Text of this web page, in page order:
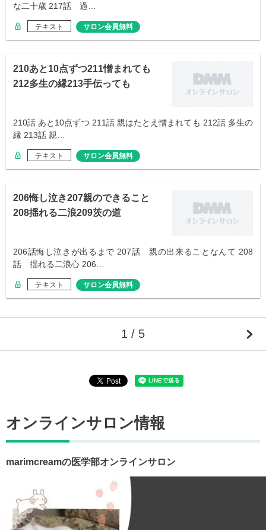
な二十歳 217話 過…
テキスト サロン会員無料
210あと10点ずつ211憎まれても
212多生の縁213手伝っても
210話 あと10点ずつ 211話 親はたとえ憎まれても 212話 多生の
縁 213話 親…
テキスト サロン会員無料
206悔し泣き207親のできること
208揺れる二浪209茨の道
206話悔し泣きが出るまで 207話 親の出来ることなんて 208
話 揺れる二浪心 206…
テキスト サロン会員無料
1 / 5
オンラインサロン情報
marimcreamの医学部オンラインサロン